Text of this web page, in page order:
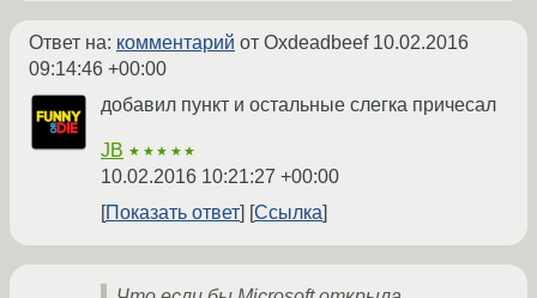
Ответ на: комментарий от Oxdeadbeef 10.02.2016
09:14:46 +00:00
добавил пункт и остальные слегка причесал
JB ★★★★★
10.02.2016 10:21:27 +00:00
Показать ответ
Ссылка